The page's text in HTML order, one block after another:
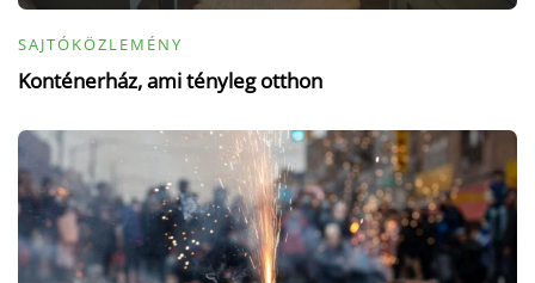
SAJTÓKÖZLEMÉNY
Konténerház, ami tényleg otthon